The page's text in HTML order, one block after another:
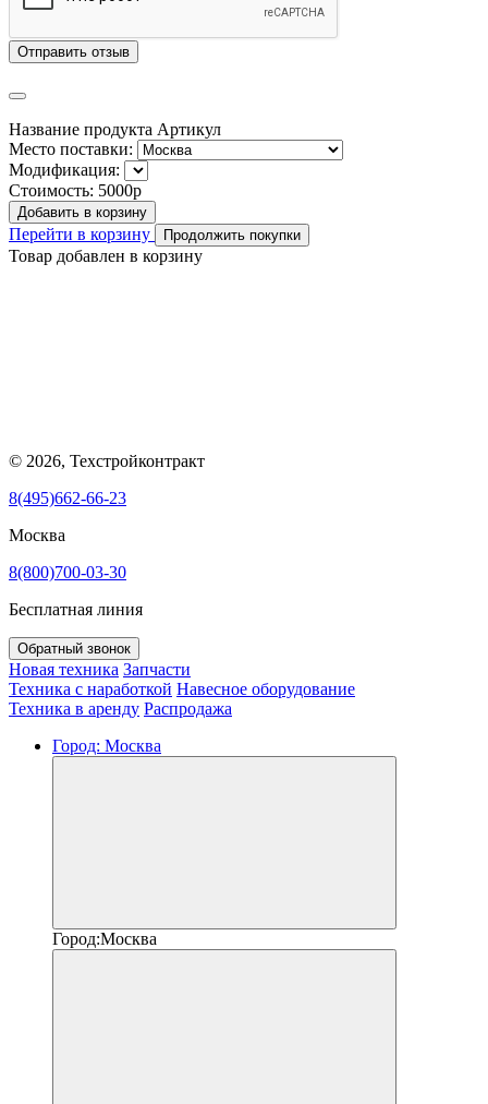
Отправить отзыв
Название продукта Артикул
Место поставки:
Модификация:
Стоимость: 5000р
Добавить в корзину
Перейти в корзину Продолжить покупки
Товар добавлен в корзину
© 2026, Техстройконтракт
8(495)662-66-23
Москва
8(800)700-03-30
Бесплатная линия
Обратный звонок
Новая техника Запчасти
Техника с наработкой Навесное оборудование
Техника в аренду Распродажа
Город: Москва
Город:Москва